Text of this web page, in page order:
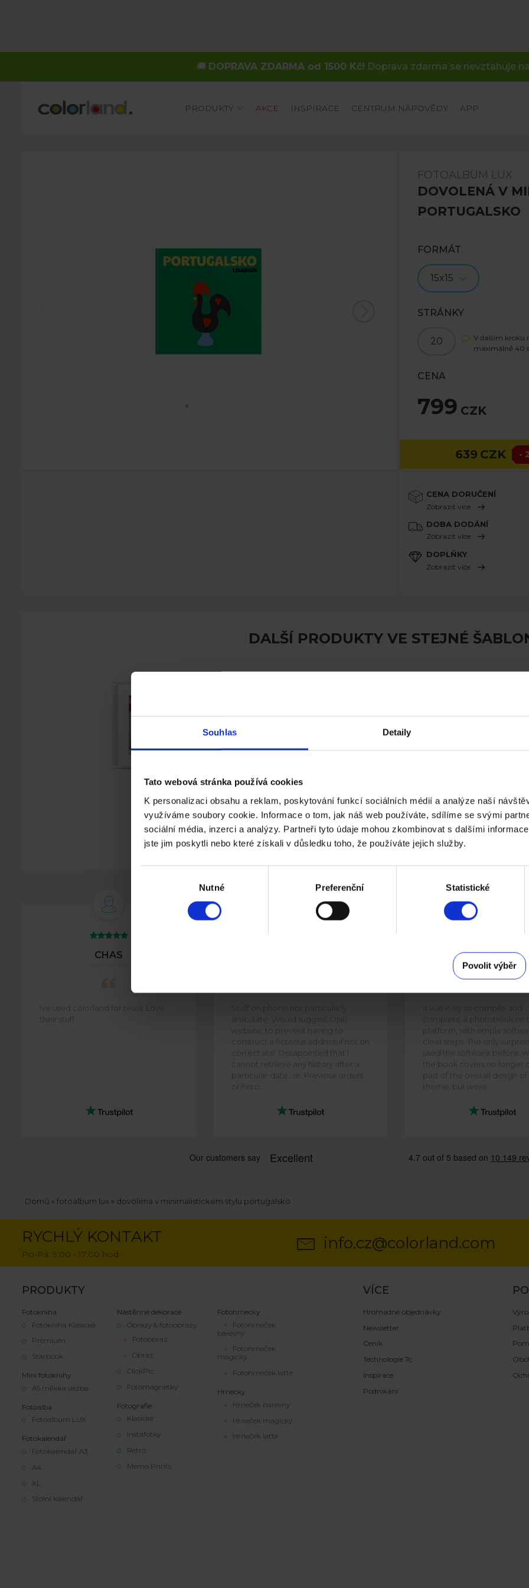
Souhlas Detaily
Tato webová stránka používá cookies
K personalizaci obsahu a reklam, poskytování funkcí sociálních médií a analýze naší
využíváme soubory cookie. Informace o tom, jak náš web používáte, sdílíme se svými
sociální média, inzerci a analýzy. Partneři tyto údaje mohou zkombinovat s dalšími
jste jim poskytli nebo které získali v důsledku toho, že používáte jejich služby.
Nutné Preferenční Statistické
Povolit výběr
🚚 DOPRAVA ZDARMA od 1500 Kč! Doprava zdarma se nevztahuje
Main
PRODUKTY AKCE INSPIRACE CENTRUM NÁPOVĚDY APP
FOTOALBUM LUX
DOVOLENÁ V
PORTUGALSKO
FORMÁT
15x15
STRÁNKY
20
V dalším kroku
maximálně 40
CENA
799 CZK
639 CZK -
CENA DORUČENÍ
Zobrazit více
DOBA DODÁNÍ
Zobrazit více
DOPLŇKY
Zobrazit více
DALŠÍ PRODUKTY VE STEJNÉ
FOTOKNIHA DOVOLENÁ V
MINIMALISTICKÉM STYLU -
CHAS
Ive used colorland for tears. Love
their stuff
articulate. Would suggest ONE
website, to prevent having to
construct a fictisous address if not on
correct site. Dissapointed that I
cannot retrieve any history after a
particular date...ie: Previous orders
or histo ...
DAVID SMITH
complete a photobook on
platform, with simple
clear steps. The only
used the software before,
the book covers no longer
part of the overall design of
theme, but were ...
Drobečková
navigace
Domů fotoalbum lux dovolena v minimalistickem stylu portugalsko
RYCHLÝ KONTAKT
Po-Pá: 9:00 - 17:00 hod.
info.cz@colorland.com
PRODUKTY
Fotokniha
Fotokniha Klasická
Premium
Starbook
Mini fotoknihy
A5 měkka vazba
Fotoalba
Fotoalbum LUX
Fotokalendář
Fotokalendář A3
A4
XL
Stolní kalendář
Nástěnné dekorace
Obrazy & fotoobrazy
Fotoobraz
Obraz
ClickPic
Fotomagnetky
Fotografie
Klasické
Instafotky
Retro
Memo Prints
Fotohrnecky
Fotohrneček
barevný
Fotohrneček
magický
Fotohrneček latte
Hrnecky
Hrneček barevný
Hrneček magický
Hrneček latte
VÍCE
Hromadné objednávky
Newsletter
Ceník
Technologie 7c
Inspirace
Podnikání